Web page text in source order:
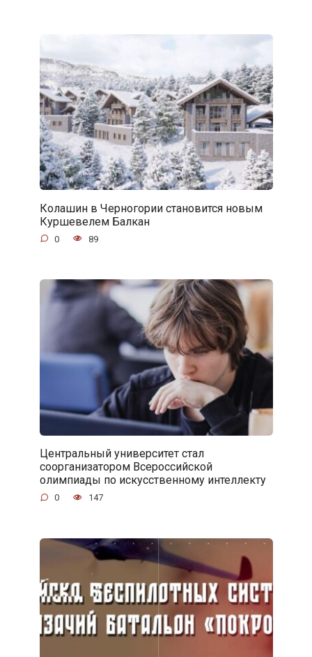
Колашин в Черногории становится новым
Куршевелем Балкан
0 89
Центральный университет стал
соорганизатором Всероссийской
олимпиады по искусственному интеллекту
0 147